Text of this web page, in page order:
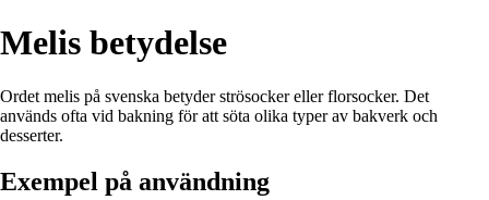
Melis betydelse
Ordet melis på svenska betyder strösocker eller florsocker. Det
används ofta vid bakning för att söta olika typer av bakverk och
desserter.
Exempel på användning